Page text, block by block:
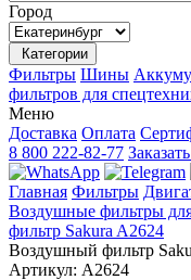
Город
Категории
Фильтры Шины
фильтров для
Меню
Доставка Оплата
8 800 222-82-77
Главная Фильтры
Воздушные фильтры
фильтр Sakura A2624
Воздушный фильтр
Артикул: A2624